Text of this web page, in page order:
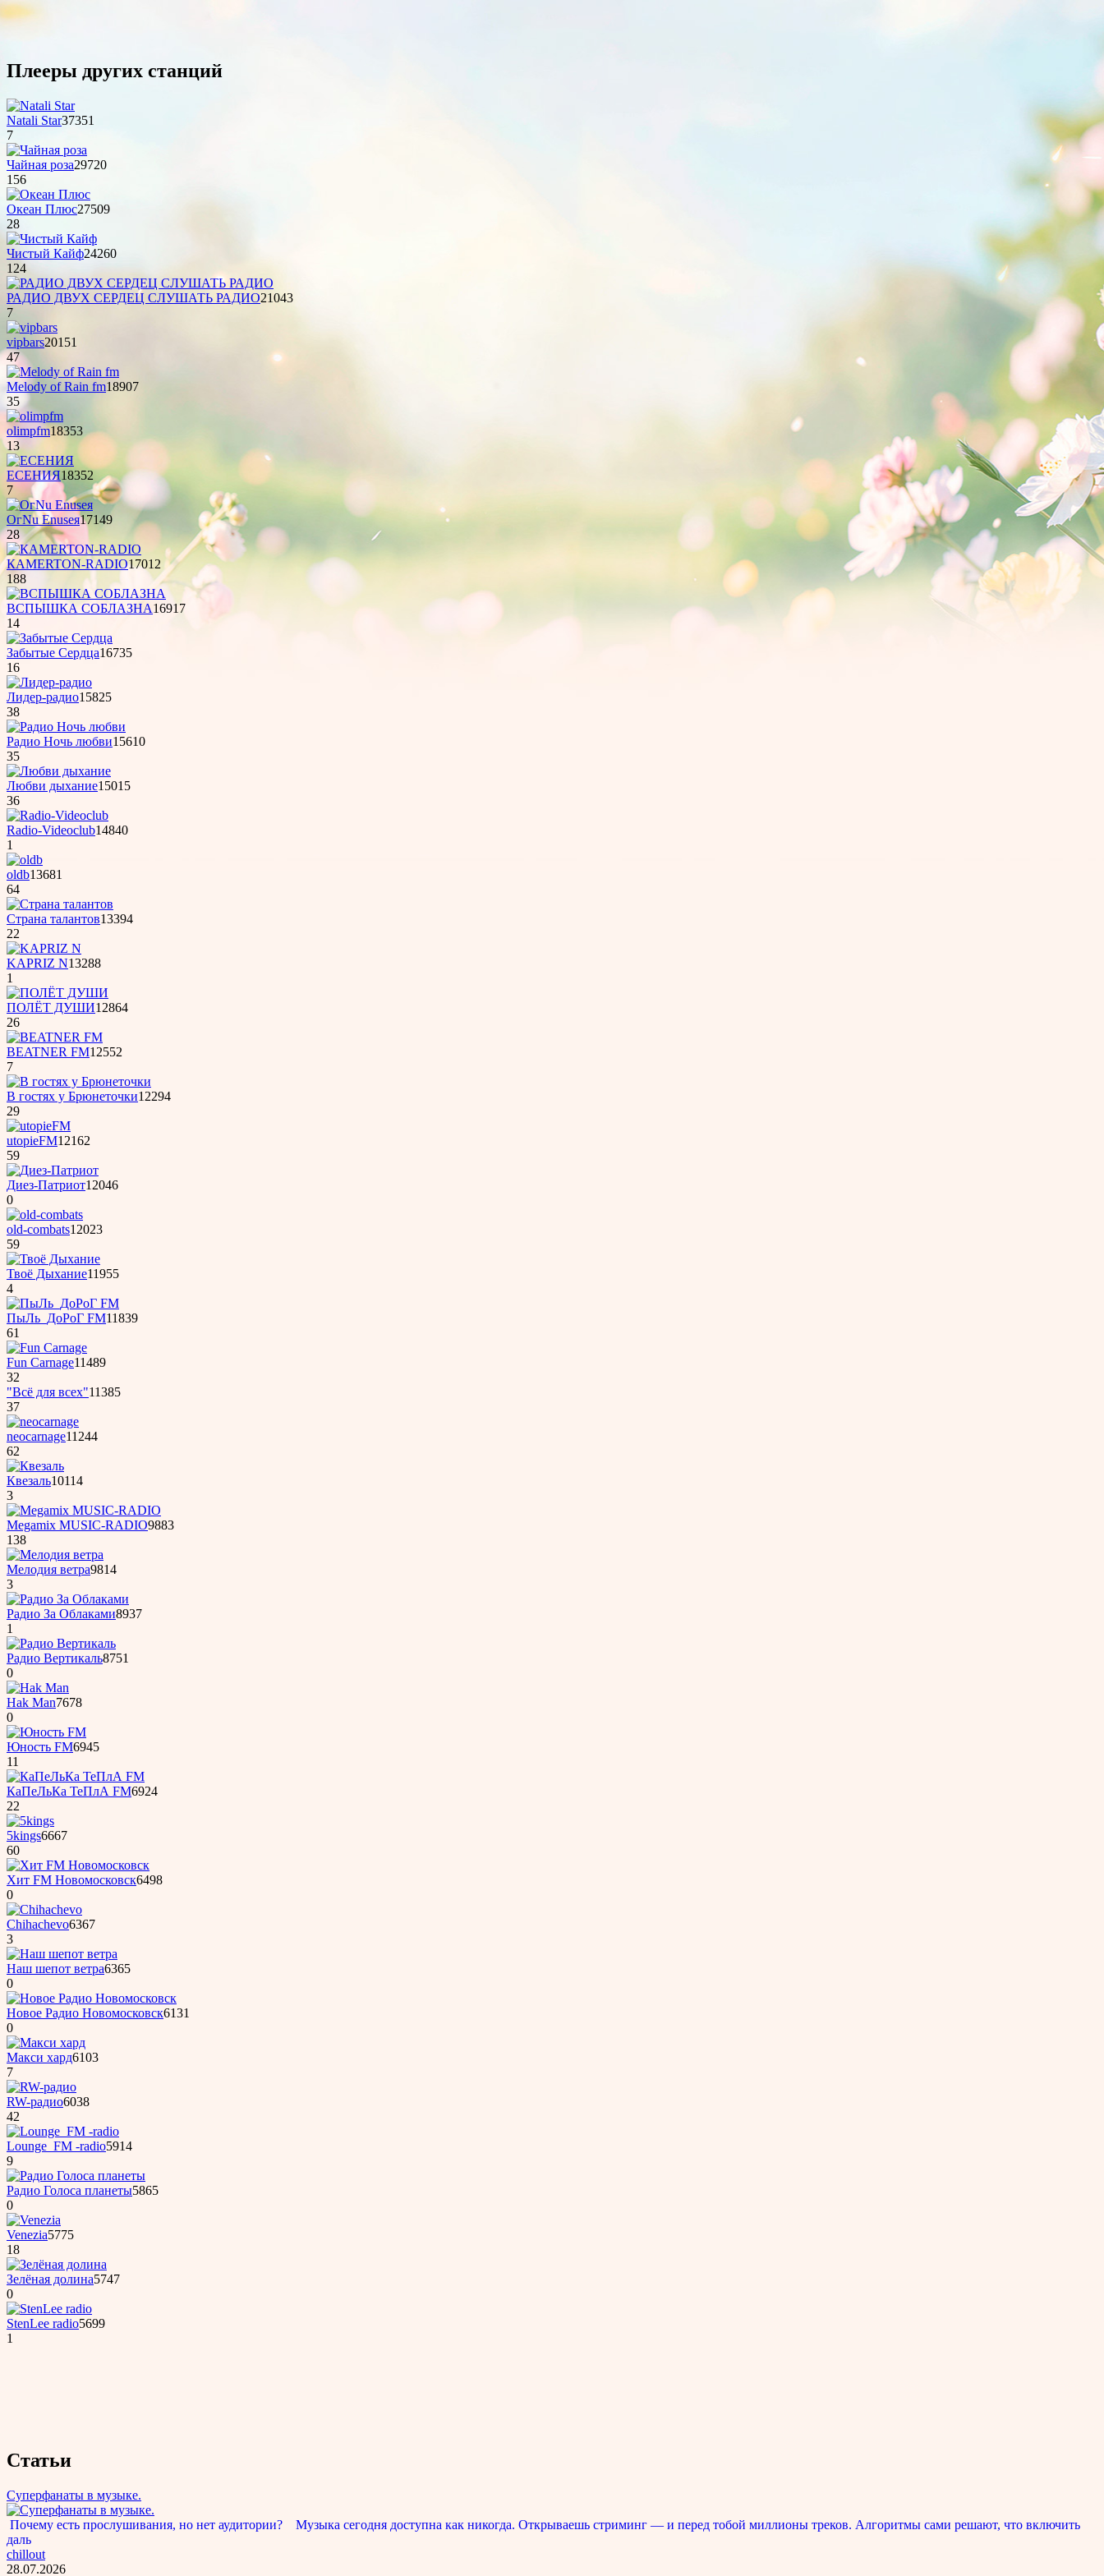
Плееры других станций
Natali Star37351
7
Чайная роза29720
156
Океан Плюс27509
28
Чистый Кайф24260
124
РАДИО ДВУХ СЕРДЕЦ СЛУШАТЬ РАДИО21043
7
vipbars20151
47
Melody of Rain fm18907
35
olimpfm18353
13
ЕСЕНИЯ18352
7
OгNu Enuseя17149
28
КAMERTON-RADIO17012
188
ВСПЫШКА СОБЛАЗНА16917
14
Забытые Сердца16735
16
Лидер-радио15825
38
Радио Ночь любви15610
35
Любви дыхание15015
36
Radio-Videoclub14840
1
oldb13681
64
Страна талантов13394
22
KAPRIZ N13288
1
ПОЛЁТ ДУШИ12864
26
BEATNER FM12552
7
B гостях у Бpюнеточки12294
29
utopieFM12162
59
Диез-Патриот12046
0
old-combats12023
59
Твоё Дыхание11955
4
ПыЛь_ДоРоГ FM11839
61
Fun Carnage11489
32
"Всё для всех"11385
37
neocarnage11244
62
Квезаль10114
3
Megamix MUSIC-RADIO9883
138
Мелодия ветра9814
3
Радио За Облаками8937
1
Радио Вертикаль8751
0
Hak Man7678
0
Юность FM6945
11
КаПеЛьКа ТеПлА FM6924
22
5kings6667
60
Хит FM Новомосковск6498
0
Chihachevo6367
3
Наш шепот ветра6365
0
Новое Радио Новомосковск6131
0
Макси хард6103
7
RW-радио6038
42
Lounge_FM -radio5914
9
Радио Голоса планеты5865
0
Venezia5775
18
Зелёная долина5747
0
StenLee radio5699
1
Статьи
Суперфанаты в музыке.
Почему есть прослушивания, но нет аудитории? Музыка сегодня доступна как никогда. Открываешь стриминг — и перед тобой миллионы треков. Алгоритмы сами решают, что включить
даль
chillout
28.07.2026